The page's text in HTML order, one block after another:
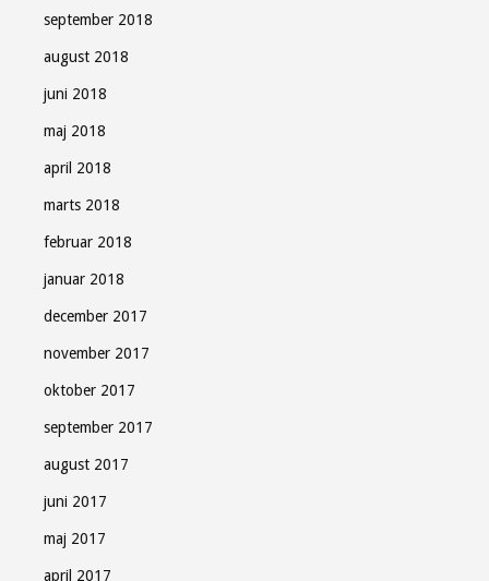
september 2018
august 2018
juni 2018
maj 2018
april 2018
marts 2018
februar 2018
januar 2018
december 2017
november 2017
oktober 2017
september 2017
august 2017
juni 2017
maj 2017
april 2017